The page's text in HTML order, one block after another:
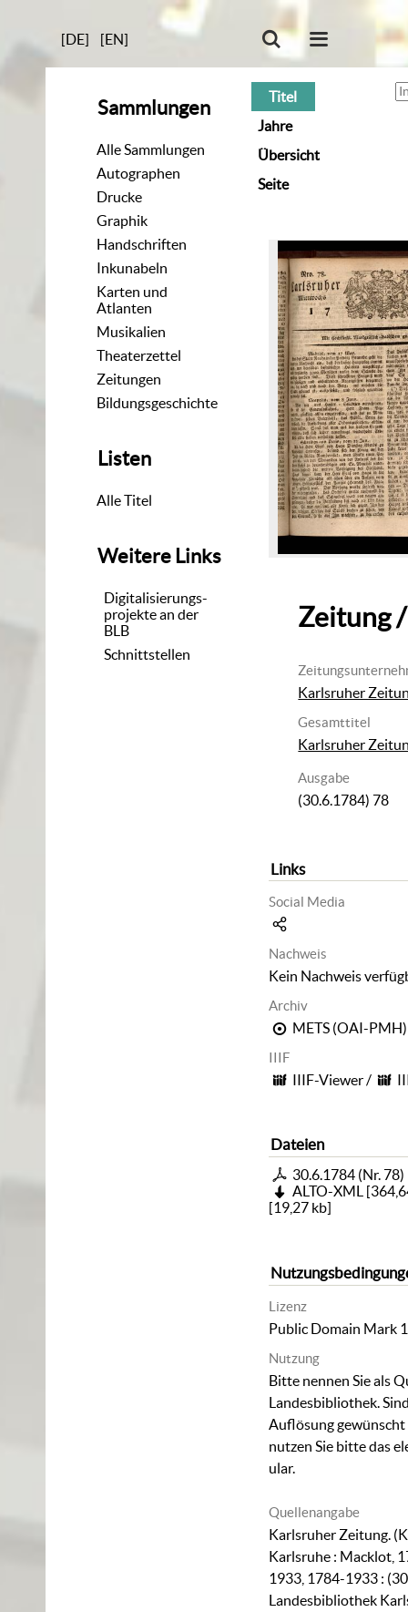
[DE] [EN]
Sammlungen
Alle Sammlungen
Autographen
Drucke
Graphik
Handschriften
Inkunabeln
Karten und
Atlanten
Musikalien
Theaterzettel
Zeitungen
Bildungsgeschichte
Listen
Alle Titel
Weitere Links
Digitalisierungs-
projekte an der
BLB
Schnittstellen
Titel
Jahre
Übersicht
Seite
Zeitung
Karlsruher
Gesamttitel
Karlsruher
Ausgabe
(30.6.1784) 78
Links
Social Media
Nachweis
Kein Nachweis
Archiv
METS (OAI-PMH)
IIIF
IIIF-Viewer/
Dateien
30.6.1784 (Nr. 78)
ALTO-XML [
[19,27 kb]
Lizenz
Public Domain Mark
Nutzung
Bitte nennen Sie als
Landesbibliothek.
Auflösung
nutzen Sie bitte das
ular.
Quellenangabe
Karlsruher Zeitung.
Karlsruhe : Macklot,
1933, 1784-1933 :
Landesbibliothek